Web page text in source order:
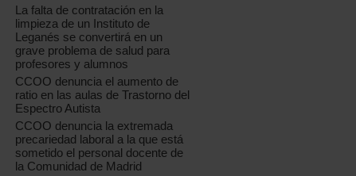
La falta de contratación en la
limpieza de un Instituto de
Leganés se convertirá en un
grave problema de salud para
profesores y alumnos
CCOO denuncia el aumento de
ratio en las aulas de Trastorno del
Espectro Autista
CCOO denuncia la extremada
precariedad laboral a la que está
sometido el personal docente de
la Comunidad de Madrid